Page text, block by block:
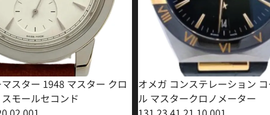
スター 1948 マスター クロ
モールセコンド
オメガ コンステレーション
ル マスタークロノメーター